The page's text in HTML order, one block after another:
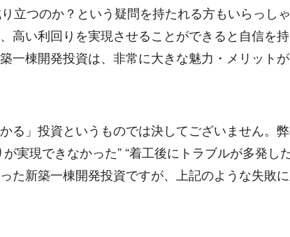
立つのか？という疑問を持たれる方もいらっしゃ
高い利回りを実現させることができると自信を
一棟開発投資は、非常に大きな魅力・メリット
る」投資というものでは決してございません。
実現できなかった” “着工後にトラブルが多発し
た新築一棟開発投資ですが、上記のような失敗